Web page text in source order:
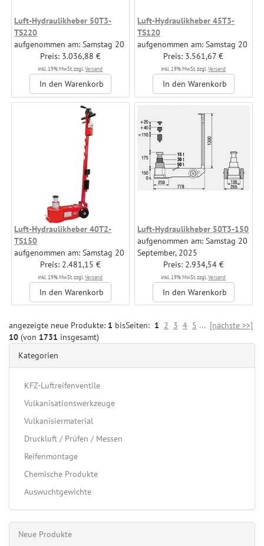
Luft-Hydraulikheber 50T3-
TS220
aufgenommen am: Samstag 20
September, 2025
Hersteller: Reinheimer GmbH &
Preis: 3.036,88 €
inkl. 19% MwSt. zzgl.Versand
In den Warenkorb
Luft-Hydraulikheber 45T3-
TS120
aufgenommen am: Samstag 20
September, 2025
Hersteller: Reinheimer GmbH &
Preis: 3.561,67 €
inkl. 19% MwSt. zzgl.Versand
In den Warenkorb
Luft-Hydraulikheber 40T2-
TS150
aufgenommen am: Samstag 20
September, 2025
Hersteller: Reinheimer GmbH &
Preis: 2.481,15 €
inkl. 19% MwSt. zzgl.Versand
In den Warenkorb
Luft-Hydraulikheber 50T3-150
aufgenommen am: Samstag 20
September, 2025
Hersteller: Reinheimer GmbH &
Preis: 2.934,54 €
inkl. 19% MwSt. zzgl.Versand
In den Warenkorb
Seiten: 1 2 3 4 5 ... [nächste >>]
angezeigte neue Produkte: 1 bis
10 (von 1731 insgesamt)
Kategorien
KFZ-Luftreifenventile
Vulkanisationswerkzeuge
Vulkanisiermaterial
Druckluft / Prüfen / Messen
Reifenmontage
Chemische Produkte
Auswuchtgewichte
Neue Produkte